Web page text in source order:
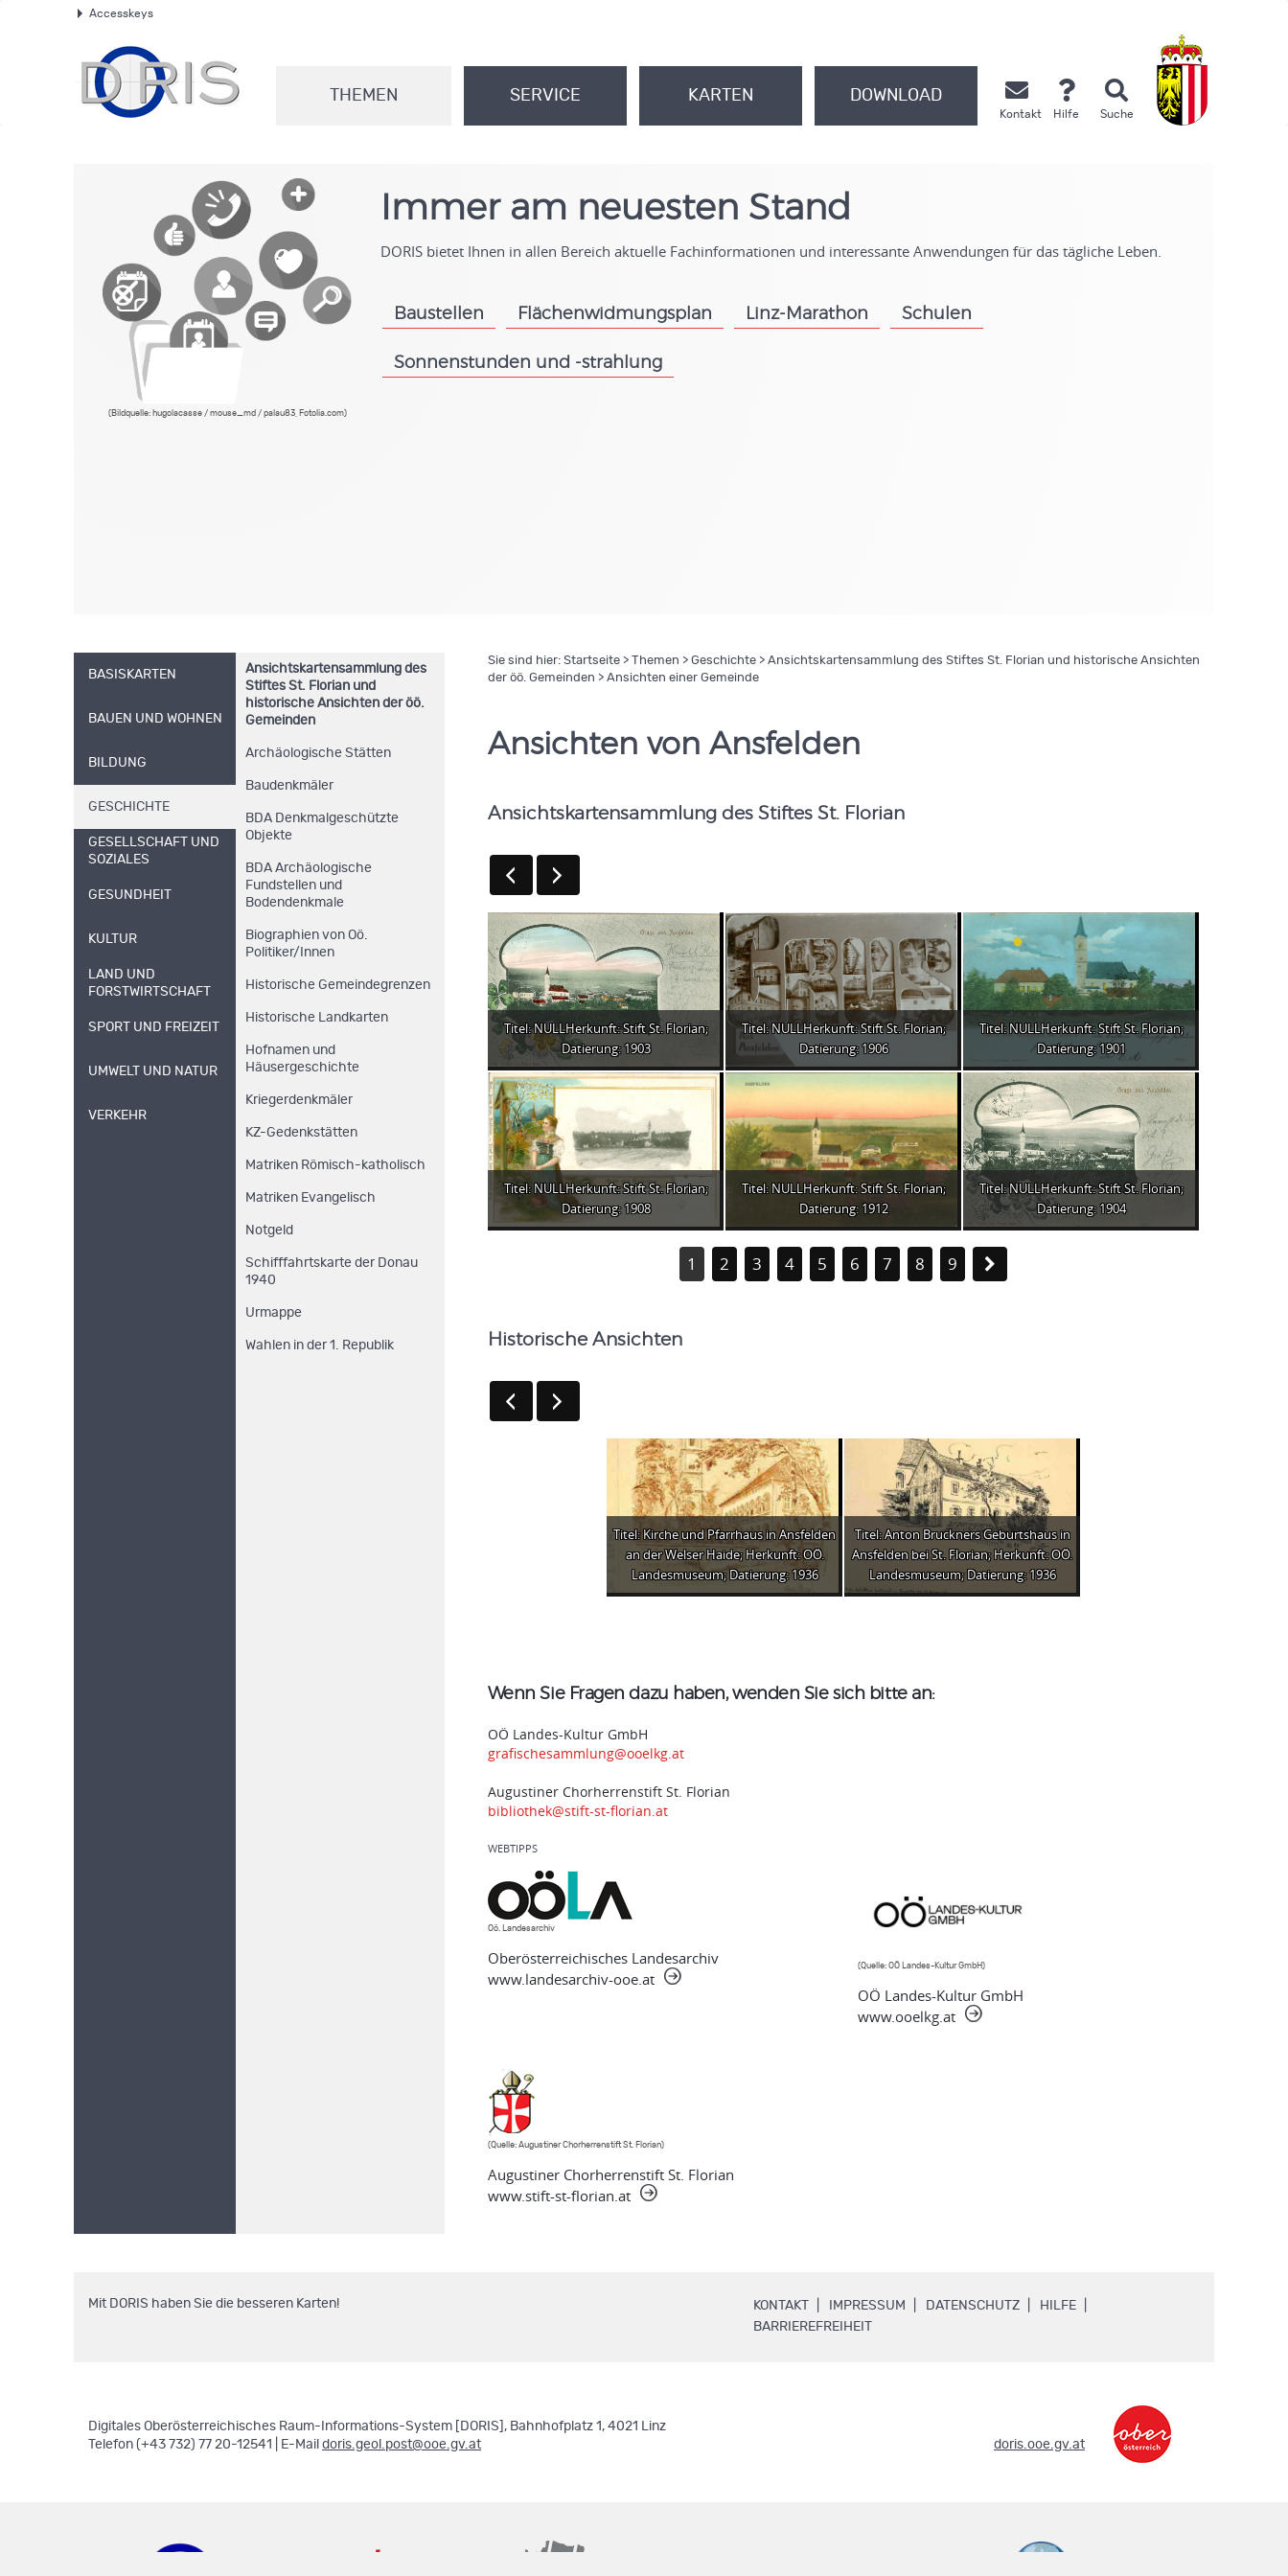
Accesskeys
THEMEN SERVICE KARTEN DOWNLOAD
Kontakt Hilfe Suche
(Bildquelle: hugolacasse / mouse_md / palau83, Fotolia.com)
Immer am neuesten Stand
DORIS bietet Ihnen in allen Bereich aktuelle Fachinformationen und interessante Anwendungen für das tägliche Leben.
Baustellen Flächenwidmungsplan
.
Linz-Marathon Schulen
Sonnenstunden und -strahlung
BASISKARTEN
BAUEN UND WOHNEN
BILDUNG
GESCHICHTE
Ansichtskartensammlung des
Stiftes St. Florian und
historische Ansichten der öö.
Gemeinden
Archäologische Stätten
Baudenkmäler
BDA Denkmalgeschützte
Objekte
BDA Archäologische
Fundstellen und
Bodendenkmale
Biographien von Oö.
Politiker/Innen
Historische Gemeindegrenzen
Historische Landkarten
Hofnamen und
Häusergeschichte
Kriegerdenkmäler
KZ-Gedenkstätten
Matriken Römisch-katholisch
Matriken Evangelisch
Notgeld
Schifffahrtskarte der Donau
1940
Urmappe
Wahlen in der 1. Republik
GESELLSCHAFT UND
SOZIALES
GESUNDHEIT
KULTUR
LAND UND
FORSTWIRTSCHAFT
SPORT UND FREIZEIT
UMWELT UND NATUR
VERKEHR
Sie sind hier: Startseite> Themen > Geschichte> Ansichtskartensammlung des Stiftes St. Florian und historische Ansichten
der öö. Gemeinden > Ansichten einer Gemeinde
Ansichten von Ansfelden
Ansichtskartensammlung des Stiftes St. Florian
Titel: NULLHerkunft: Stift St. Florian;
Datierung: 1903
Titel: NULLHerkunft: Stift St. Florian;
Datierung: 1906
Titel: NULLHerkunft: Stift St. Florian;
Datierung: 1901
Titel: NULLHerkunft: Stift St. Florian;
Datierung: 1908
Titel: NULLHerkunft: Stift St. Florian;
Datierung: 1912
Titel: NULLHerkunft: Stift St. Florian;
Datierung: 1904
1 2 3 4 5 6 7 8 9
Historische Ansichten
Titel: Kirche und Pfarrhaus in Ansfelden
an der Welser Haide; Herkunft: OÖ.
Landesmuseum; Datierung: 1936
Titel: Anton Bruckners Geburtshaus in
Ansfelden bei St. Florian; Herkunft: OÖ.
Landesmuseum; Datierung: 1936
Wenn Sie Fragen dazu haben, wenden Sie sich bitte an:
OÖ Landes-Kultur GmbH
grafischesammlung@ooelkg.at
Augustiner Chorherrenstift St. Florian
bibliothek@stift-st-florian.at
WEBTIPPS
Oö. Landesarchiv
Oberösterreichisches Landesarchiv
www.landesarchiv-ooe.at
(Quelle: OÖ Landes-Kultur GmbH)
OÖ Landes-Kultur GmbH
www.ooelkg.at
(Quelle: Augustiner Chorherrenstift St. Florian)
Augustiner Chorherrenstift St. Florian
www.stift-st-florian.at
KONTAKT IMPRESSUM DATENSCHUTZ HILFE
BARRIEREFREIHEIT .
Mit DORIS haben Sie die besseren Karten!
Digitales Oberösterreichisches Raum-Informations-System [DORIS], Bahnhofplatz 1, 4021 Linz
Telefon (+43 732) 77 20-12541 | E-Mail doris.geol.post@ooe.gv.at doris.ooe.gv.at.